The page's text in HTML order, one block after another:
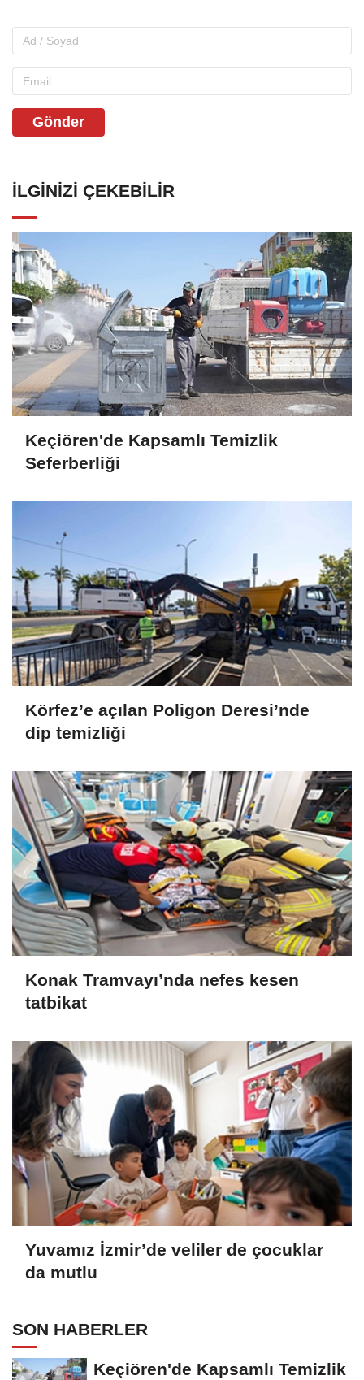
Gönder
İLGINIZI ÇEKEBILIR
Keçiören'de Kapsamlı Temizlik
Seferberliği
Körfez’e açılan Poligon Deresi’nde
dip temizliği
Konak Tramvayı’nda nefes kesen
tatbikat
Yuvamız İzmir’de veliler de çocuklar
da mutlu
SON HABERLER
Keçiören'de Kapsamlı Temizlik